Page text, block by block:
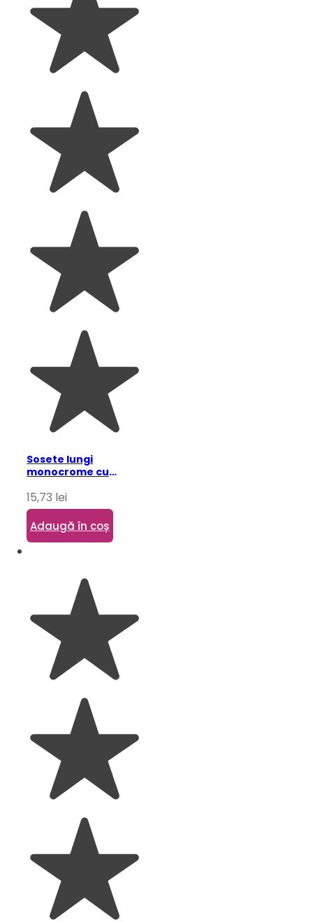
Sosete lungi
monocrome cu
negru 11 ani
15,73 lei
Adaugă în coș